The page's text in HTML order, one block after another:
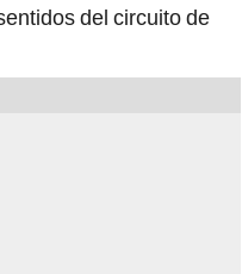
del circuito de